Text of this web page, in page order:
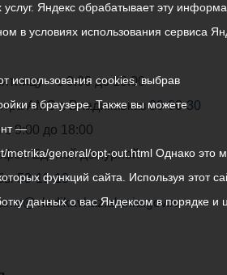
– с 9.00 до 18.00
АМС г. Владикавказ30-30-30
9:00 до 18:00
Единой дежурной
53-19-19
услуг. Яндекс обрабатывает эту
в условиях использования сервиса
использования cookies, выбрав
в браузере. Также вы можете
—
metrika/general/opt-out.html Однако это
функций сайта. Используя этот
данных о вас Яндексом в порядке и